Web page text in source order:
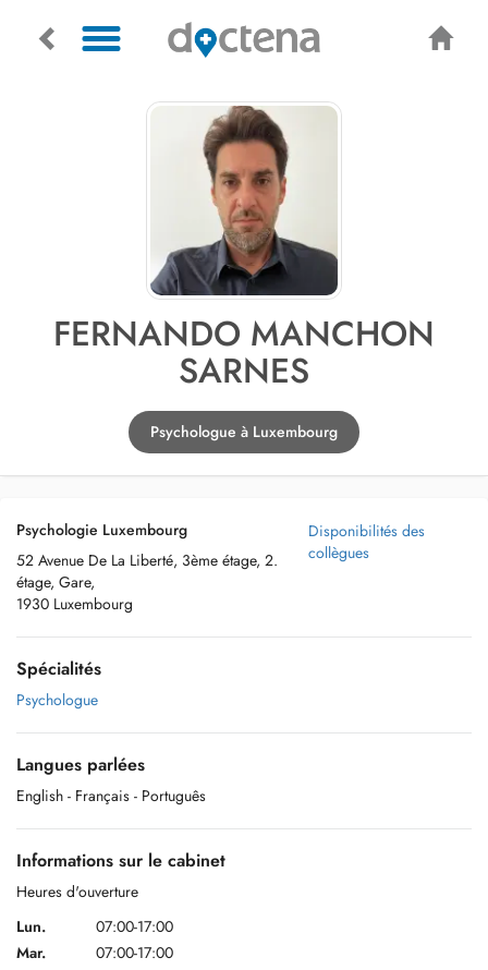
FERNANDO MANCHON
SARNES
Psychologue à Luxembourg
Psychologie Luxembourg
52 Avenue De La Liberté, 3ème étage, 2.
étage, Gare,
1930 Luxembourg
Disponibilités des
collègues
Spécialités
Psychologue
Langues parlées
English - Français - Português
Informations sur le cabinet
Heures d'ouverture
Lun.
07:00-17:00
Mar.
07:00-17:00